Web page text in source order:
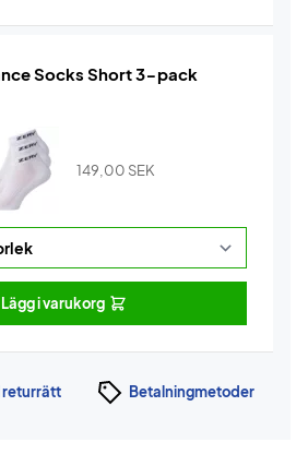
Socks Short 3-pack
149,00 SEK
Lägg i varukorg
returrätt Betalningmetoder